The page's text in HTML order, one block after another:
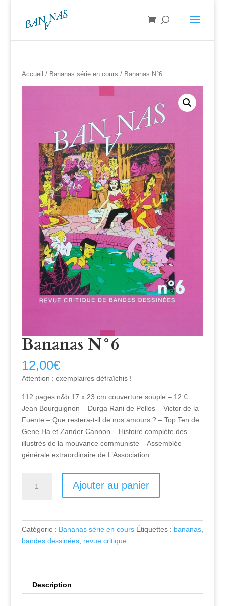
Accueil / Bananas série en cours / Bananas N°6
Bananas N°6
12,00€
Attention : exemplaires défraîchis !
112 pages n&b 17 x 23 cm couverture souple – 12 €
Jean Bourguignon – Durga Rani de Pellos – Victor de la
Fuente – Que restera-t-il de nos amours ? – Top Ten de
Gene Ha et Zander Cannon – Histoire complète des
illustrés de la mouvance communiste – Assemblée
générale extraordinaire de L’Association.
Ajouter au panier
Catégorie : Bananas série en cours Étiquettes : bananas,
bandes dessinées, revue critique
Description